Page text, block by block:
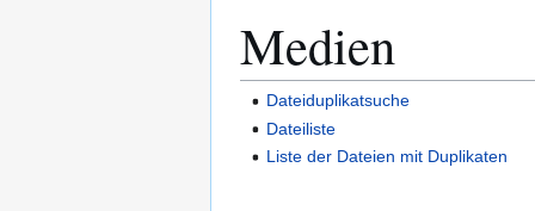
Medien
Dateiduplikatsuche
Dateiliste
Liste der Dateien mit Duplikaten